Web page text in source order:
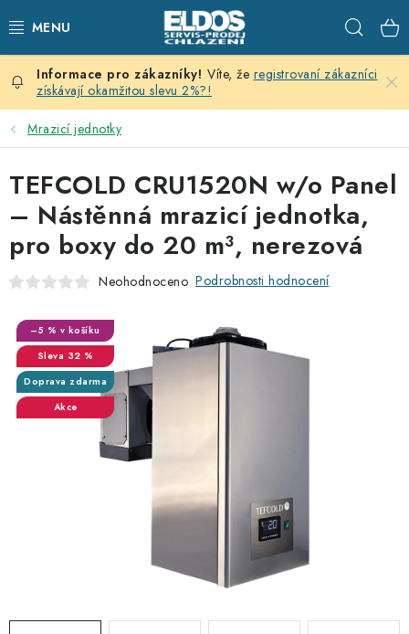
na
PRODEJNÍ CHLAZENÍ
SKLADOVACÍ CHLAZENÍ
CHLAZENÍ PRO PŘÍPRAVU
VÝČEPNÍ ZAŘÍZENÍ
KLIMATIZACE
ZNAČKY
Informační centrum Proč zvolit TEFCOLD
Hodnocení obchodu
Víte, že registrovaní zákazníci
získávají okamžitou slevu 2%?!
Mrazicí jednotky
TEFCOLD CRU1520N w/o Panel
– Nástěnná mrazicí jednotka,
pro boxy do 20 m³, nerezová
Neohodnoceno Podrobnosti hodnocení
32 %
Doprava zdarma
Akce
–5 % v košíku